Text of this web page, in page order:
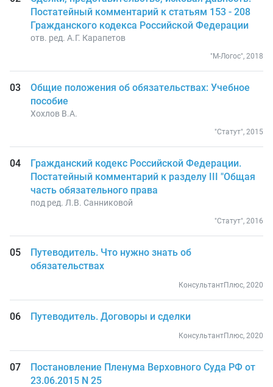
Постатейный комментарий к статьям 153 - 208
Гражданского кодекса Российской Федерации
отв. ред. А.Г. Карапетов
"М-Логос", 2018
Общие положения об обязательствах: Учебное
пособие
Хохлов В.А.
"Статут", 2015
Гражданский кодекс Российской Федерации.
Постатейный комментарий к разделу III "Общая
часть обязательного права
под ред. Л.В. Санниковой
"Статут", 2016
Путеводитель. Что нужно знать об
обязательствах
КонсультантПлюс, 2020
Путеводитель. Договоры и сделки
КонсультантПлюс, 2020
Постановление Пленума Верховного Суда РФ от
23.06.2015 N 25